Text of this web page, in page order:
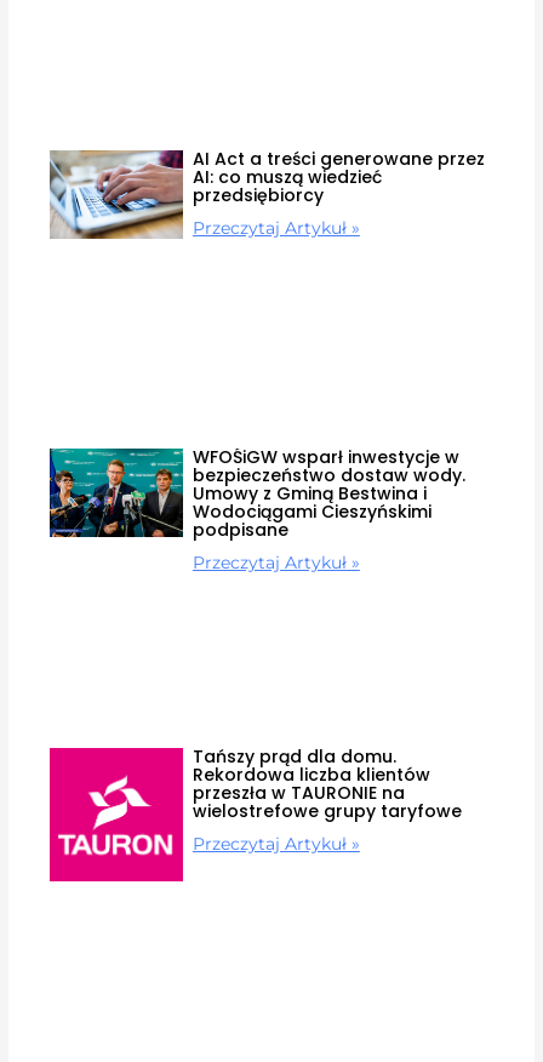
AI Act a treści generowane przez
AI: co muszą wiedzieć
przedsiębiorcy
Przeczytaj Artykuł »
WFOŚiGW wsparł inwestycje w
bezpieczeństwo dostaw wody.
Umowy z Gminą Bestwina i
Wodociągami Cieszyńskimi
podpisane
Przeczytaj Artykuł »
Tańszy prąd dla domu.
Rekordowa liczba klientów
przeszła w TAURONIE na
wielostrefowe grupy taryfowe
Przeczytaj Artykuł »